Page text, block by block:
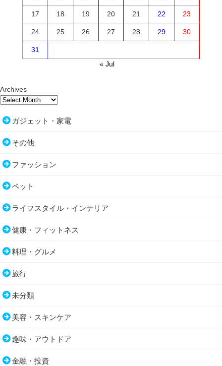
17 18 19 20 21 22 23
24 25 26 27 28 29 30
31
« Jul
Archives
ガジェット・家電
その他
ファッション
ペット
ライフスタイル・インテリア
健康・フィットネス
料理・グルメ
旅行
未分類
美容・スキンケア
趣味・アウトドア
金融・投資